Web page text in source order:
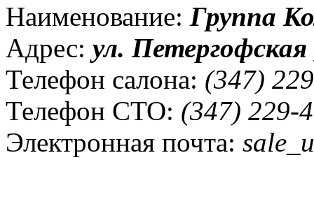
Наименование: Группа
Адрес: ул. Петергофская
Телефон салона: (347)
Телефон СТО: (347) 229-
Электронная почта: